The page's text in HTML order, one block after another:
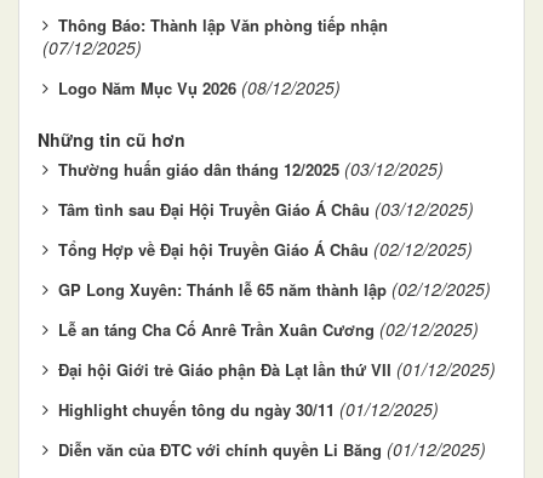
Thông Báo: Thành lập Văn phòng tiếp nhận
(07/12/2025)
Logo Năm Mục Vụ 2026 (08/12/2025)
Những tin cũ hơn
Thường huấn giáo dân tháng 12/2025 (03/12/2025)
Tâm tình sau Đại Hội Truyền Giáo Á Châu (03/12/2025)
Tổng Hợp về Đại hội Truyền Giáo Á Châu (02/12/2025)
GP Long Xuyên: Thánh lễ 65 năm thành lập (02/12/2025)
Lễ an táng Cha Cố Anrê Trần Xuân Cương (02/12/2025)
Đại hội Giới trẻ Giáo phận Đà Lạt lần thứ VII (01/12/2025)
Highlight chuyến tông du ngày 30/11 (01/12/2025)
Diễn văn của ĐTC với chính quyền Li Băng (01/12/2025)